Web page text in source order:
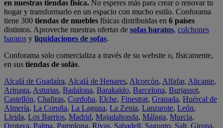
en nuestras tiendas física. No esperes más para crear o renovar tu
hogar y transformarlo en un espacio con mucho estilo. Conforama
tiene 300 tiendas de muebles físicas distribuidas en 6 países
distintos. Aproveche nuestras ofertas de sofas baratos, colchones
baratos y liquidaciones de sofas.
Conforama solo comercializa a través de su website o, físicamente,
en sus tiendas de sofás.
Alcalá de Guadaíra, Alcalá de Henares, Alcorcón, Alfafar, Alicante,
Arinaga, Asturias, Badalona, Barakaldo, Barcelona, Burjassot,
Castellón, Chafiras, Cordoba, Elche, Finestrat, Granada, Huércal de
Almería, La Coruña, La Laguna, La Zenia, Lanzarote, León,
Lleida, Los Barrios, Madrid, Majadahonda, Málaga, Murcia,
Orotava, Palma, Pamplona, Rivas, Sabadell, Sagunto, Salt, Girona,